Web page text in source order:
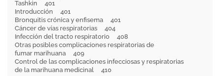
Tashkin 401
Introducción 401
Bronquitis crónica y enfisema 401
Cáncer de vías respiratorias 404
Infección del tracto respiratorio 408
Otras posibles complicaciones respiratorias de
fumar marihuana 409
Control de las complicaciones infecciosas y respiratorias
de la marihuana medicinal 410